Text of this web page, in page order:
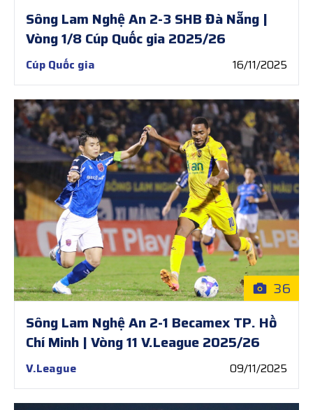
Sông Lam Nghệ An 2-3 SHB Đà Nẵng |
Vòng 1/8 Cúp Quốc gia 2025/26
Cúp Quốc gia 16/11/2025
36
Sông Lam Nghệ An 2-1 Becamex TP. Hồ
Chí Minh | Vòng 11 V.League 2025/26
V.League 09/11/2025